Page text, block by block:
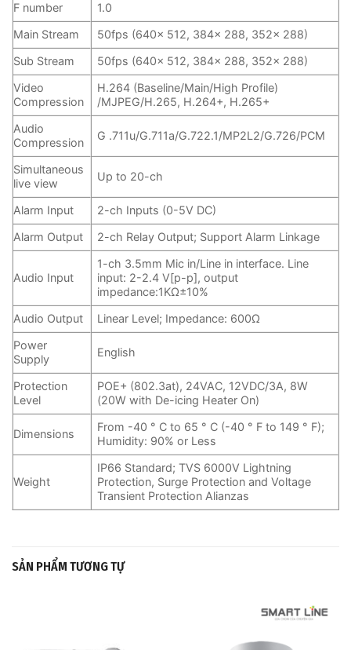
F number
1.0
Main Stream
50fps (640× 512, 384× 288, 352× 288)
Sub Stream
50fps (640× 512, 384× 288, 352× 288)
Video
Compression
H.264 (Baseline/Main/High Profile)
/MJPEG/H.265, H.264+, H.265+
Audio
Compression
G .711u/G.711a/G.722.1/MP2L2/G.726/PCM
Simultaneous
live view
Up to 20-ch
Alarm Input
2-ch Inputs (0-5V DC)
Alarm Output
2-ch Relay Output; Support Alarm Linkage
Audio Input
1-ch 3.5mm Mic in/Line in interface. Line
input: 2-2.4 V[p-p], output
impedance:1KΩ±10%
Audio Output
Linear Level; Impedance: 600Ω
Power
Supply
English
Protection
Level
POE+ (802.3at), 24VAC, 12VDC/3A, 8W
(20W with De-icing Heater On)
Dimensions
From -40 ° C to 65 ° C (-40 ° F to 149 ° F);
Humidity: 90% or Less
Weight
IP66 Standard; TVS 6000V Lightning
Protection, Surge Protection and Voltage
Transient Protection Alianzas
SẢN PHẨM TƯƠNG TỰ